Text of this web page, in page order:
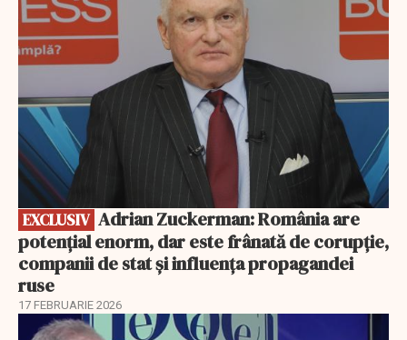
EXCLUSIV
potențial enorm, dar este frânată de corupție,
companii de stat și influența propagandei
ruse
17 FEBRUARIE 2026
EXCLUSIV